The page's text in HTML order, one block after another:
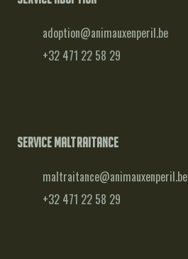
adoption@animauxenperil.be
+32 471 22 58 29
Service maltraitance
maltraitance@animauxenperil.be
+32 471 22 58 29